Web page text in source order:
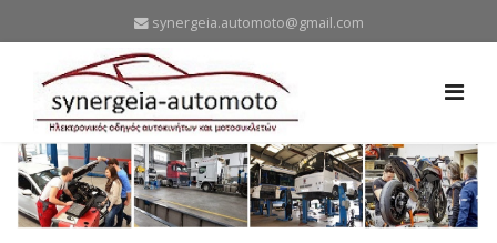
synergeia.automoto@gmail.com